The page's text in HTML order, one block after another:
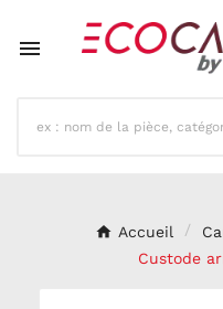

Accueil
Custode